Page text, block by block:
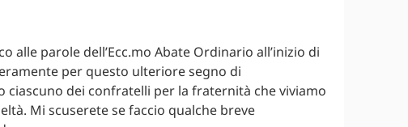
alle parole dell’Ecc.mo Abate Ordinario all’inizio di
per questo ulteriore segno di
ciascuno dei confratelli per la fraternità che viviamo
Mi scuserete se faccio qualche breve